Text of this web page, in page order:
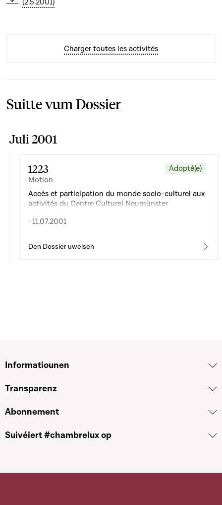
Charger toutes les activités
Suitte vum Dossier
Juli 2001
1223
Motion
Adopté(e)
Accès et participation du monde socio-culturel aux
activités du Centre Culturel Neumünster
· 11.07.2001
Den Dossier uweisen
Informatiounen
Transparenz
Abonnement
Suivéiert #chambrelux op